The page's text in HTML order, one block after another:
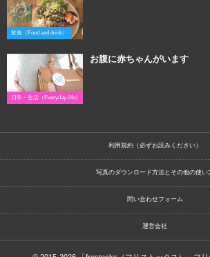
飲食（Food and drink）
日常・生活（Everyday-life）
お腹に赤ちゃんがいます
利用規約（必ずお読みください）
写真のダウンロード方法とその他の使い
問い合わせフォーム
運営会社